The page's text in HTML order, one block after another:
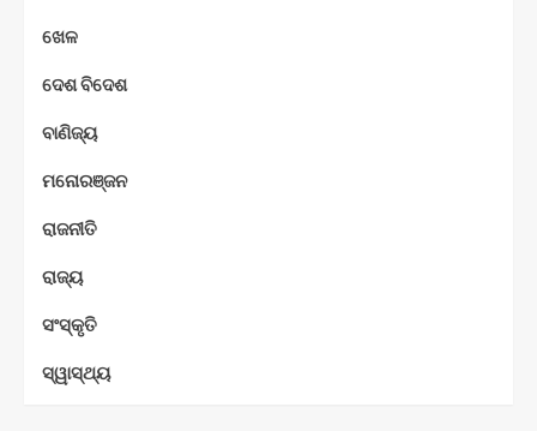
ଖେଳ
ଦେଶ ବିଦେଶ
ବାଣିଜ୍ୟ
ମନୋରଞ୍ଜନ
ରାଜନୀତି
ରାଜ୍ୟ
ସଂସ୍କୃତି
ସ୍ୱାସ୍ଥ୍ୟ